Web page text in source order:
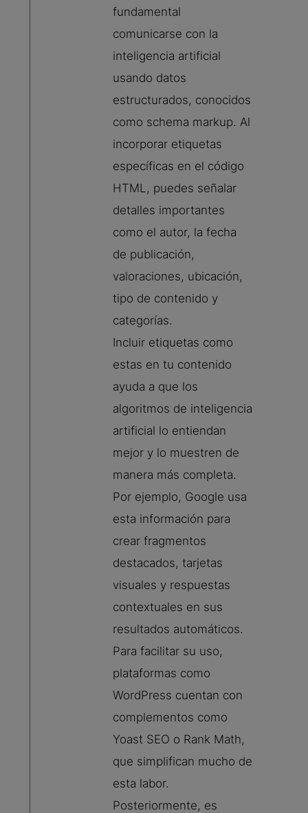
fundamental
comunicarse con la
inteligencia artificial
usando datos
estructurados, conocidos
como schema markup. Al
incorporar etiquetas
específicas en el código
HTML, puedes señalar
detalles importantes
como el autor, la fecha
de publicación,
valoraciones, ubicación,
tipo de contenido y
categorías.
Incluir etiquetas como
estas en tu contenido
ayuda a que los
algoritmos de inteligencia
artificial lo entiendan
mejor y lo muestren de
manera más completa.
Por ejemplo, Google usa
esta información para
crear fragmentos
destacados, tarjetas
visuales y respuestas
contextuales en sus
resultados automáticos.
Para facilitar su uso,
plataformas como
WordPress cuentan con
complementos como
Yoast SEO o Rank Math,
que simplifican mucho de
esta labor.
Posteriormente, es